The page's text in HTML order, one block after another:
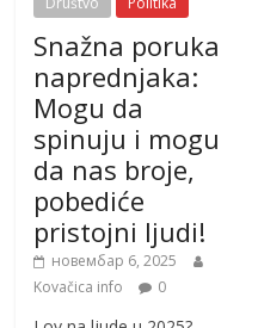
Snažna poruka
naprednjaka:
Mogu da
spinuju i mogu
da nas broje,
pobediće
pristojni ljudi!
новембар 6, 2025
Kovačica info
0